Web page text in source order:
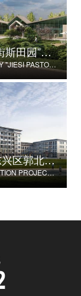
松滋市“街斯田园”美丽乡村示范片建设项目
SONGZI CITY "JIESI PASTORAL" BEAUTIFUL RURAL DEMONSTRATION FILM CONSTRUCTION PROJECT
内江市东兴区郭北养老服务中心建设项目
CONSTRUCTION PROJECT OF GUOBEI ELDERLY SERVICE CENTER IN DONGXING DISTRICT, NEIJIANG CITY